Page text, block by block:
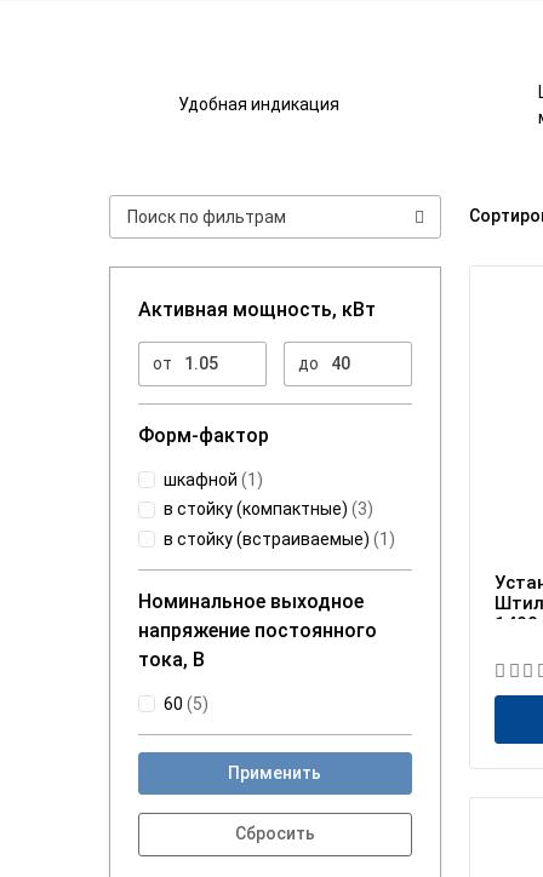
Удобная индикация
Активная мощность, кВт
от до
Форм-фактор
шкафной (1 )
в стойку (компактные) (3)
в стойку (встраиваемые) (1 )
Номинальное выходное
напряжение постоянного
тока, В
60 (5)
Применить
1400